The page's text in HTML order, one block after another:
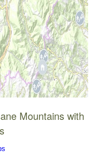
Mountains with